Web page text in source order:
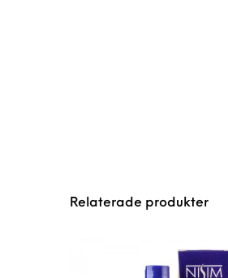
Relaterade produkter